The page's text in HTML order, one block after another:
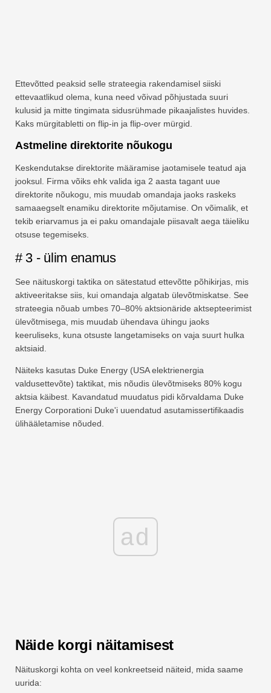
Ettevõtted peaksid selle strateegia rakendamisel siiski
ettevaatlikud olema, kuna need võivad põhjustada suuri
kulusid ja mitte tingimata sidusrühmade pikaajalistes huvides.
Kaks mürgitabletti on flip-in ja flip-over mürgid.
Astmeline direktorite nõukogu
Keskendutakse direktorite määramise jaotamisele teatud aja
jooksul. Firma võiks ehk valida iga 2 aasta tagant uue
direktorite nõukogu, mis muudab omandaja jaoks raskeks
samaaegselt enamiku direktorite mõjutamise. On võimalik, et
tekib eriarvamus ja ei paku omandajale piisavalt aega täieliku
otsuse tegemiseks.
# 3 - ülim enamus
See näituskorgi taktika on sätestatud ettevõtte põhikirjas, mis
aktiveeritakse siis, kui omandaja algatab ülevõtmiskatse. See
strateegia nõuab umbes 70–80% aktsionäride aktsepteerimist
ülevõtmisega, mis muudab ühendava ühingu jaoks
keeruliseks, kuna otsuste langetamiseks on vaja suurt hulka
aktsiaid.
Näiteks kasutas Duke Energy (USA elektrienergia
valdusettevõte) taktikat, mis nõudis ülevõtmiseks 80% kogu
aktsia käibest. Kavandatud muudatus pidi kõrvaldama Duke
Energy Corporationi Duke'i uuendatud asutamissertifikaadis
ülihääletamise nõuded.
ad
Näide korgi näitamisest
Näituskorgi kohta on veel konkreetseid näiteid, mida saame
uurida: